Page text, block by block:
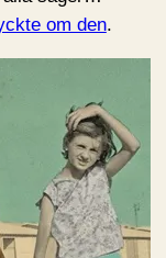
om den.